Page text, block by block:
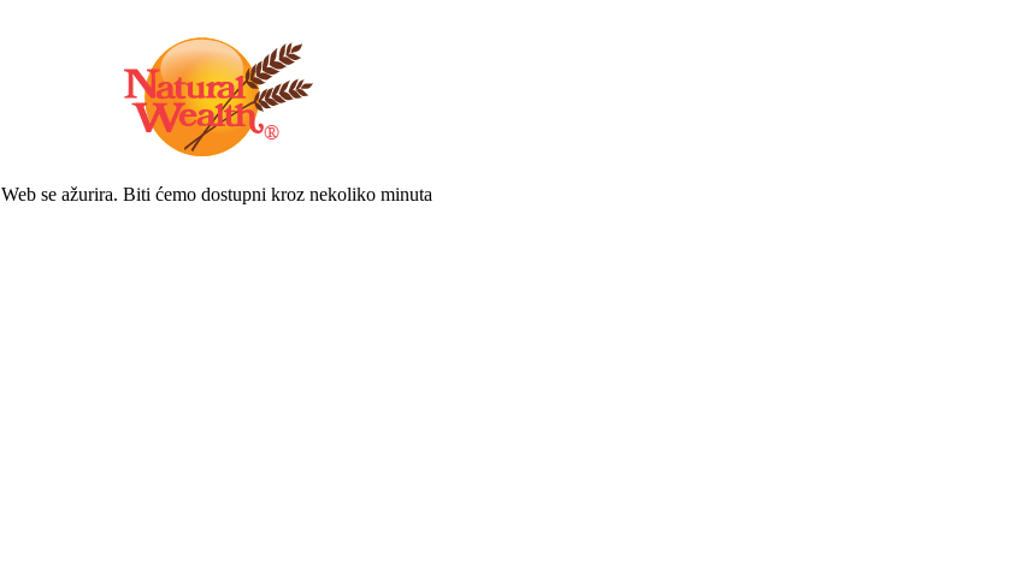
Web se ažurira. Biti ćemo dostupni kroz nekoliko minuta